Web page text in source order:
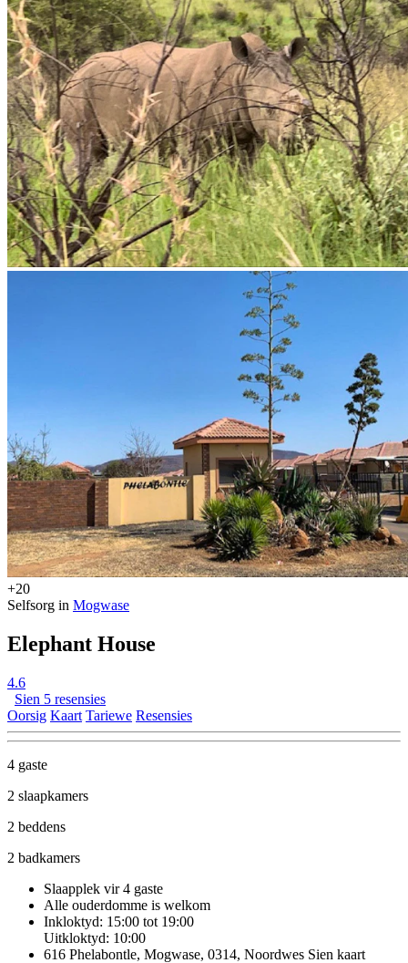
+20
Selfsorg in Mogwase
Elephant House
4.6
Sien 5 resensies
Oorsig Kaart Tariewe Resensies
4 gaste
2 slaapkamers
2 beddens
2 badkamers
Slaapplek vir 4 gaste
Alle ouderdomme is welkom
Inkloktyd: 15:00 tot 19:00
Uitkloktyd: 10:00
616 Phelabontle, Mogwase, 0314, Noordwes Sien kaart